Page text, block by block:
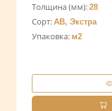
Толщина (мм): 28
Сорт: АВ, Экстра
Упаковка: м2